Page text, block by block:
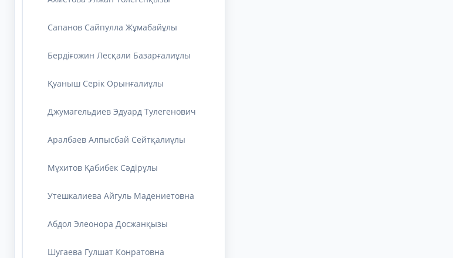
Сапанов Сайпулла Жұмабайұлы
Бердіғожин Лесқали Базарғалиұлы
Қуаныш Серік Орынғалиұлы
Джумагельдиев Эдуард Тулегенович
Аралбаев Алпысбай Сейтқалиұлы
Мұхитов Қабибек Сәдірұлы
Утешкалиева Айгуль Мадениетовна
Абдол Элеонора Досжанқызы
Шугаева Гулшат Конратовна